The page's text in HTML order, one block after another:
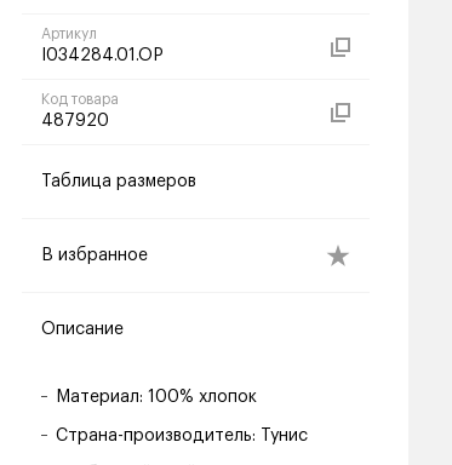
Артикул
I034284.01.OP
Код товара
487920
Таблица размеров
В избранное
Описание
Материал: 100% хлопок
Страна-производитель: Тунис